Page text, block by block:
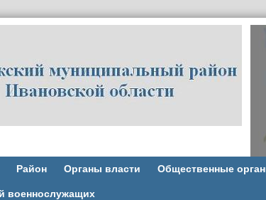
Район Органы власти Общественные
военнослужащих